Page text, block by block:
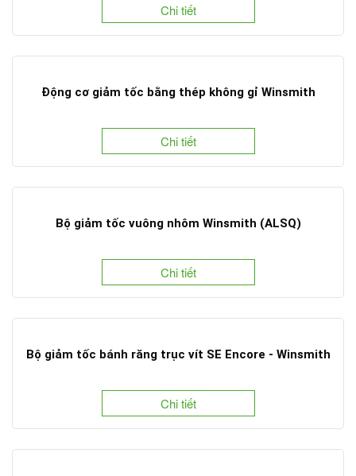
Chi tiết
Động cơ giảm tốc bằng thép không gỉ Winsmith
Chi tiết
Bộ giảm tốc vuông nhôm Winsmith (ALSQ)
Chi tiết
Bộ giảm tốc bánh răng trục vít SE Encore - Winsmith
Chi tiết